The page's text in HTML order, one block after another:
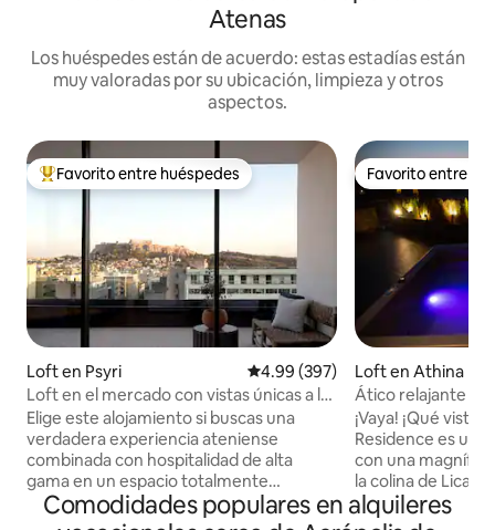
Atenas
Los huéspedes están de acuerdo: estas estadías están
muy valoradas por su ubicación, limpieza y otros
aspectos.
Favorito entre huéspedes preferido
Favorito entre huéspedes
Loft en Psyri Calificación promedio: 4.99 de
4.99 (397)
Loft en el mercado con vistas únicas a la
Acrópolis
Elige este alojamiento si buscas una
verdadera experiencia ateniense
combinada con hospitalidad de alta
gama en un espacio totalmente
renovado. El Market Loft se encuentra
en el corazón del centro histórico, cerca
Favorito entre
Favorito entre
Loft en Athina
Ático relajante
jacuzzi
¡Vaya! ¡Qué
Residence es un
con una
la colina de
Atenas. ¡Un
único en una
Comodidades populares en alquileres